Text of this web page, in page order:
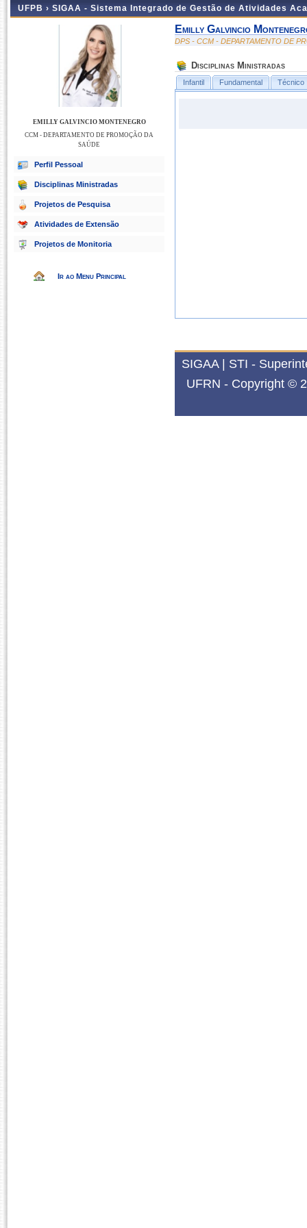
UFPB › SIGAA - Sistema Integrado de Gestão de Atividades
EMILLY GALVINCIO MONTENEGRO
CCM - DEPARTAMENTO DE PROMOÇÃO DA
SAÚDE
Perfil Pessoal
Disciplinas Ministradas
Projetos de Pesquisa
Atividades de Extensão
Projetos de Monitoria
Ir ao Menu Principal
Emilly Galvincio
DPS - CCM - DEPARTAMENTO DE
Disciplinas Ministradas
Infantil Fundamental Técnico
SIGAA | STI -
UFRN - Copyright ©